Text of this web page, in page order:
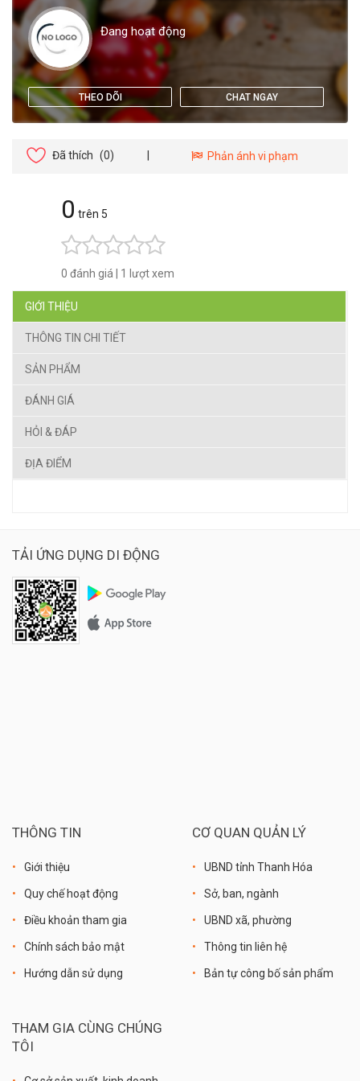
Đang hoạt động
THEO DÕI CHAT NGAY
Đã thích (0) Phản ánh vi phạm
0 trên 5
0 đánh giá 1 lượt xem
GIỚI THIỆU
THÔNG TIN CHI TIẾT
SẢN PHẨM
ĐÁNH GIÁ
HỎI & ĐÁP
ĐỊA ĐIỂM
TẢI ỨNG DỤNG DI ĐỘNG
THÔNG TIN
Giới thiệu
Quy chế hoạt động
Điều khoản tham gia
Chính sách bảo mật
Hướng dẫn sử dụng
CƠ QUAN QUẢN LÝ
UBND tỉnh Thanh Hóa
Sở, ban, ngành
UBND xã, phường
Thông tin liên hệ
Bản tự công bố sản phẩm
THAM GIA CÙNG CHÚNG
TÔI